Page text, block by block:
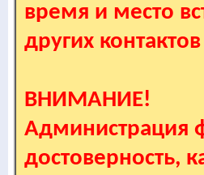
время и место
других
ВНИМАНИЕ!
Администрация
достоверность,